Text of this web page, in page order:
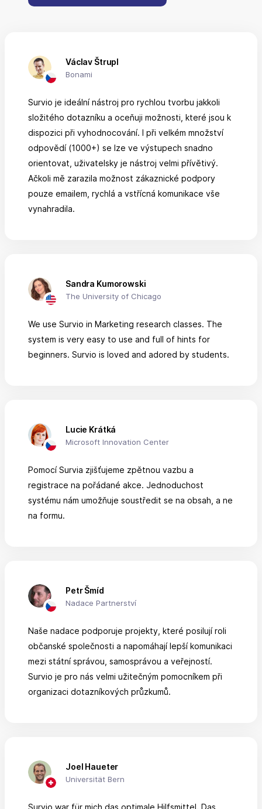
Václav Štrupl
Bonami
Survio je ideální nástroj pro rychlou tvorbu jakkoli
složitého dotazníku a oceňuji možnosti, které jsou k
dispozici při vyhodnocování. I při velkém množství
odpovědí (1000+) se lze ve výstupech snadno
orientovat, uživatelsky je nástroj velmi přívětivý.
Ačkoli mě zarazila možnost zákaznické podpory
pouze emailem, rychlá a vstřícná komunikace vše
vynahradila.
Sandra Kumorowski
The University of Chicago
We use Survio in Marketing research classes. The
system is very easy to use and full of hints for
beginners. Survio is loved and adored by students.
Lucie Krátká
Microsoft Innovation Center
Pomocí Survia zjišťujeme zpětnou vazbu a
registrace na pořádané akce. Jednoduchost
systému nám umožňuje soustředit se na obsah, a ne
na formu.
Petr Šmíd
Nadace Partnerství
Naše nadace podporuje projekty, které posilují roli
občanské společnosti a napomáhají lepší komunikaci
mezi státní správou, samosprávou a veřejností.
Survio je pro nás velmi užitečným pomocníkem při
organizaci dotazníkových průzkumů.
Joel Haueter
Universität Bern
Survio war für mich das optimale Hilfsmittel. Das